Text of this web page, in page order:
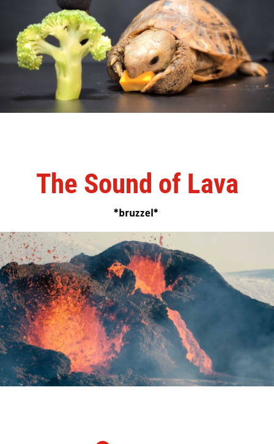
The Sound of Lava
*bruzzel*